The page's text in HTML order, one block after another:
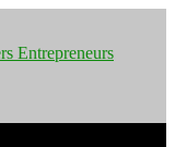
Pourquoi